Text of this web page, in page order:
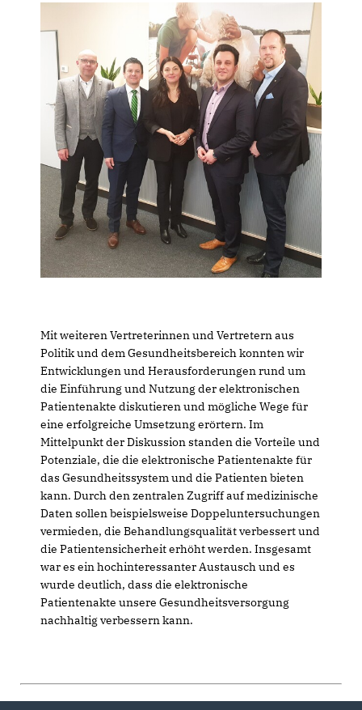
Mit weiteren Vertreterinnen und Vertretern aus
Politik und dem Gesundheitsbereich konnten wir
Entwicklungen und Herausforderungen rund um
die Einführung und Nutzung der elektronischen
Patientenakte diskutieren und mögliche Wege für
eine erfolgreiche Umsetzung erörtern. Im
Mittelpunkt der Diskussion standen die Vorteile und
Potenziale, die die elektronische Patientenakte für
das Gesundheitssystem und die Patienten bieten
kann. Durch den zentralen Zugriff auf medizinische
Daten sollen beispielsweise Doppeluntersuchungen
vermieden, die Behandlungsqualität verbessert und
die Patientensicherheit erhöht werden. Insgesamt
war es ein hochinteressanter Austausch und es
wurde deutlich, dass die elektronische
Patientenakte unsere Gesundheitsversorgung
nachhaltig verbessern kann.